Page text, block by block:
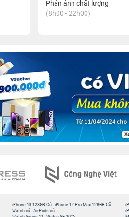
Phản ánh chất lượng
(8h00 - 22h00)
iPhone 13 128GB Cũ -iPhone 12 Pro Max 128GB Cũ
Watch cũ -AirPods cũ